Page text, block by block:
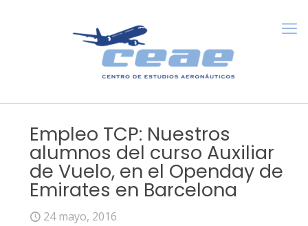
Empleo TCP: Nuestros
alumnos del curso Auxiliar
de Vuelo, en el Openday de
Emirates en Barcelona
24 mayo, 2016